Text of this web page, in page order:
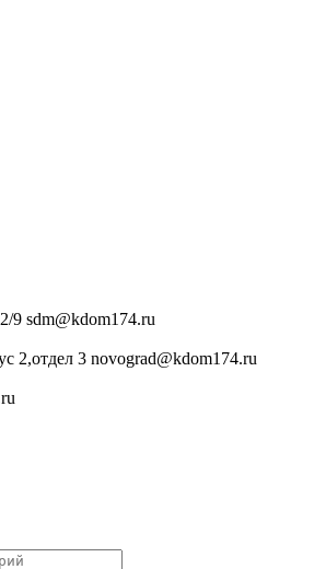
9 sdm@kdom174.ru
3 novograd@kdom174.ru